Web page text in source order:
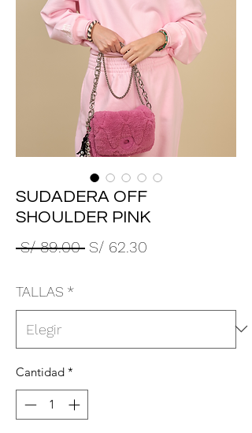
SUDADERA OFF
SHOULDER PINK
S/ 89.00 Precio
S/ 62.30
TALLAS *
Cantidad *